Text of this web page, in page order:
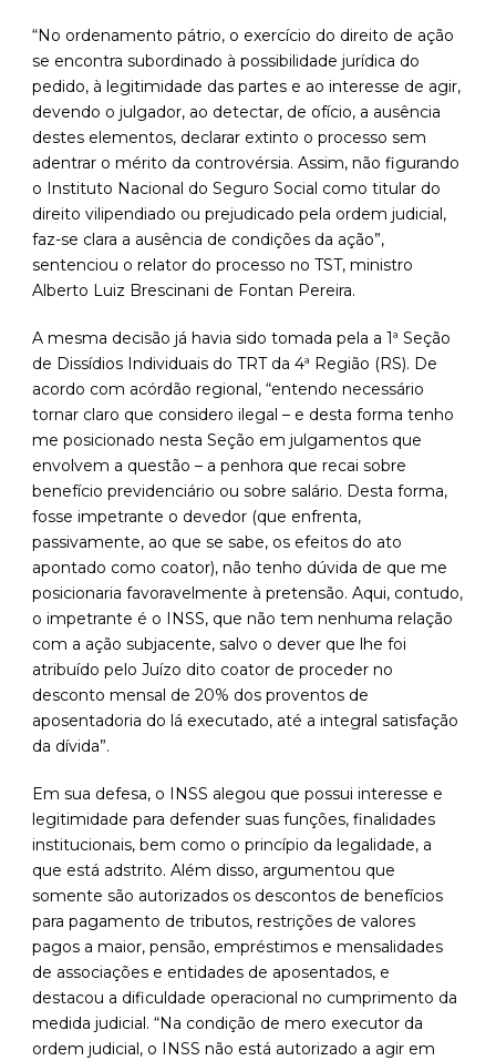
“No ordenamento pátrio, o exercício do direito de ação
se encontra subordinado à possibilidade jurídica do
pedido, à legitimidade das partes e ao interesse de agir,
devendo o julgador, ao detectar, de ofício, a ausência
destes elementos, declarar extinto o processo sem
adentrar o mérito da controvérsia. Assim, não figurando
o Instituto Nacional do Seguro Social como titular do
direito vilipendiado ou prejudicado pela ordem judicial,
faz-se clara a ausência de condições da ação”,
sentenciou o relator do processo no TST, ministro
Alberto Luiz Brescinani de Fontan Pereira.
A mesma decisão já havia sido tomada pela a 1ª Seção
de Dissídios Individuais do TRT da 4ª Região (RS). De
acordo com acórdão regional, “entendo necessário
tornar claro que considero ilegal – e desta forma tenho
me posicionado nesta Seção em julgamentos que
envolvem a questão – a penhora que recai sobre
benefício previdenciário ou sobre salário. Desta forma,
fosse impetrante o devedor (que enfrenta,
passivamente, ao que se sabe, os efeitos do ato
apontado como coator), não tenho dúvida de que me
posicionaria favoravelmente à pretensão. Aqui, contudo,
o impetrante é o INSS, que não tem nenhuma relação
com a ação subjacente, salvo o dever que lhe foi
atribuído pelo Juízo dito coator de proceder no
desconto mensal de 20% dos proventos de
aposentadoria do lá executado, até a integral satisfação
da dívida”.
Em sua defesa, o INSS alegou que possui interesse e
legitimidade para defender suas funções, finalidades
institucionais, bem como o princípio da legalidade, a
que está adstrito. Além disso, argumentou que
somente são autorizados os descontos de benefícios
para pagamento de tributos, restrições de valores
pagos a maior, pensão, empréstimos e mensalidades
de associações e entidades de aposentados, e
destacou a dificuldade operacional no cumprimento da
medida judicial. “Na condição de mero executor da
ordem judicial, o INSS não está autorizado a agir em